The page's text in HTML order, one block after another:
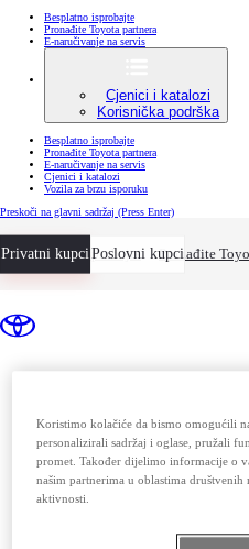
Besplatno isprobajte
Pronađite Toyota partnera
E-naručivanje na servis
Cjenici i katalozi
Korisnička podrška
Besplatno isprobajte
Pronađite Toyota partnera
E-naručivanje na servis
Cjenici i katalozi
Vozila za brzu isporuku
Preskoči na glavni sadržaj (Press Enter)
Privatni kupciPoslovni kupci
Besplatno isprobajte Pronađite
Koristimo kolačiće da bismo omogućili
personalizirali sadržaj i oglase, pružali
promet. Također dijelimo informacije o
našim partnerima u oblastima
aktivnosti.